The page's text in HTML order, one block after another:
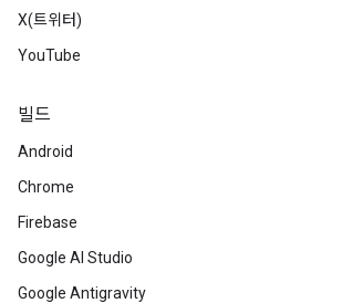
X(트위터)
YouTube
빌드
Android
Chrome
Firebase
Google AI Studio
Google Antigravity